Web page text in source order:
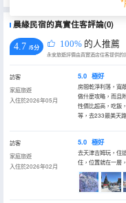
晨緣民宿的真實住客評論(0)
4.7 /5分 100% 的人推薦
訪客
家庭旅遊
入住於2026年05月
5.0 極好
房間乾淨利落，寬
做什麼攻略，而且
性價比超高，吃飯
等，去233最美天
訪客
家庭旅遊
入住於2026年02月
5.0 極好
去天津吉姆玩，住
住，位置就在一層